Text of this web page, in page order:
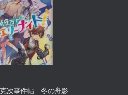
次事件帖 冬の舟影